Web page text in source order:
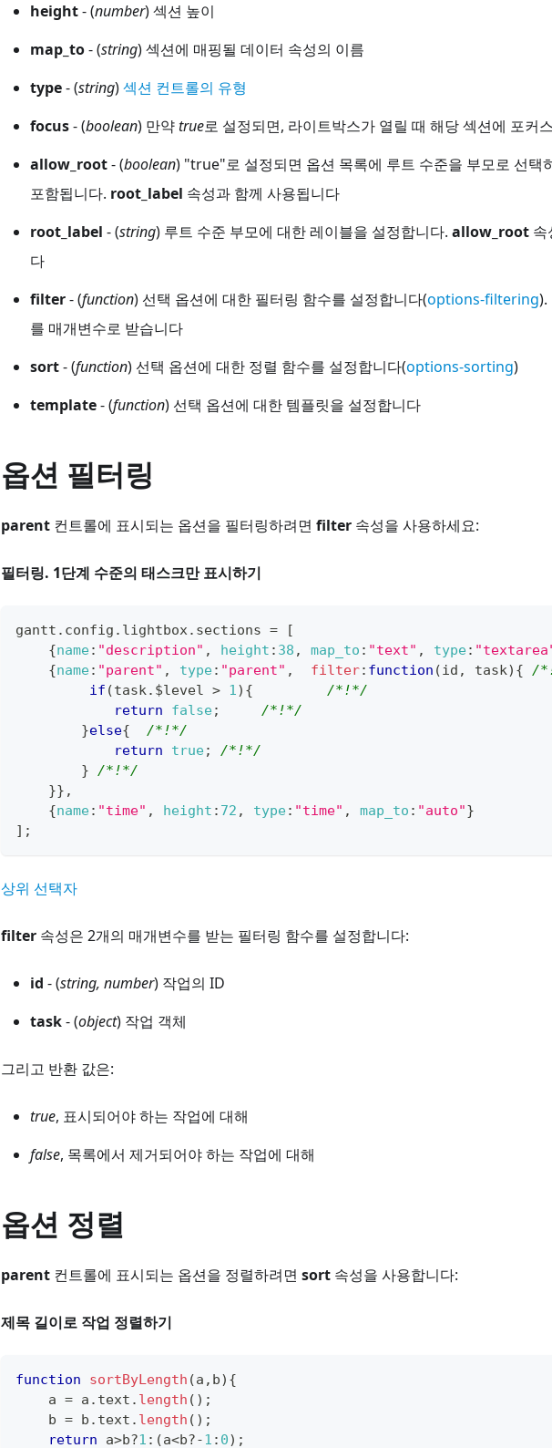
height- (number) 섹션 높이
map_to- (string) 섹션에 매핑될 데이터 속성의 이름
type- (string)섹션 컨트롤의 유형
focus- (boolean) 만약true로 설정되면, 라이트박스가 열릴 때 해당 섹션에 포커
allow_root- (boolean) "true"로 설정되면 옵션 목록에 루트 수준을 부모로 선택
포함됩니다. root_label 속성과 함께 사용됩니다
root_label - (string) 루트 수준 부모에 대한 레이블을 설정합니다. allow_root 속
다
filter- (function) 선택 옵션에 대한 필터링 함수를 설정합니다(options-filtering).
를 매개변수로 받습니다
sort- (function) 선택 옵션에 대한 정렬 함수를 설정합니다(options-sorting)
template- (function) 선택 옵션에 대한 템플릿을 설정합니다
옵션 필터링
parent 컨트롤에 표시되는 옵션을 필터링하려면 filter 속성을 사용하세요:
필터링. 1단계 수준의 태스크만 표시하기
gantt . config . lightbox. sections =
[
{name: "description" , height : 38 , map_to : "text" , type:
{name: "parent" , type: "parent" , filter: function (id , task) { /
if (task. $level > 1) {
/*!*/
return
false;
/*!*/
}else{
/*!*/
return
true;
/*!*/
} /*!*/
}} ,
{name: "time" , height : 72 , type: "time" , map_to : "auto"}
] ;
상위 선택자
filter 속성은 2개의 매개변수를 받는 필터링 함수를 설정합니다:
id - (string, number) 작업의 ID
task- (object) 작업 객체
그리고 반환 값은:
true, 표시되어야 하는 작업에 대해
false, 목록에서 제거되어야 하는 작업에 대해
옵션 정렬
parent 컨트롤에 표시되는 옵션을 정렬하려면 sort 속성을 사용합니다:
제목 길이로 작업 정렬하기
function sortByLength (a , b) {
    a
= a . text . length ( ) ;
    b
= b . text . length ( ) ;
return a>b?1 : (a<b?-1 : 0) ;